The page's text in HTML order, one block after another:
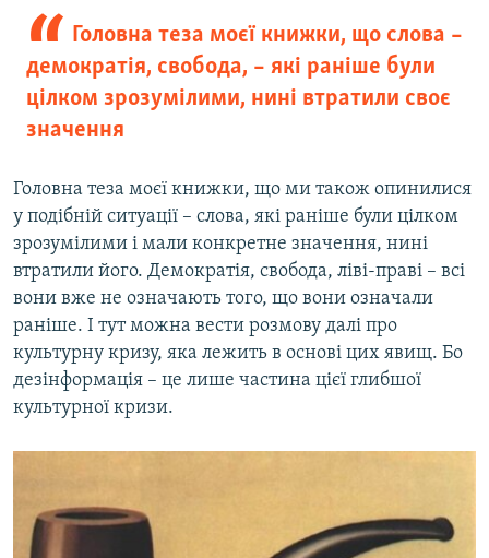
Головна теза моєї книжки, що слова –
демократія, свобода, – які раніше були
цілком зрозумілими, нині втратили своє
значення
Головна теза моєї книжки, що ми також опинилися
у подібній ситуації – слова, які раніше були цілком
зрозумілими і мали конкретне значення, нині
втратили його. Демократія, свобода, ліві-праві – всі
вони вже не означають того, що вони означали
раніше. І тут можна вести розмову далі про
культурну кризу, яка лежить в основі цих явищ. Бо
дезінформація – це лише частина цієї глибшої
культурної кризи.